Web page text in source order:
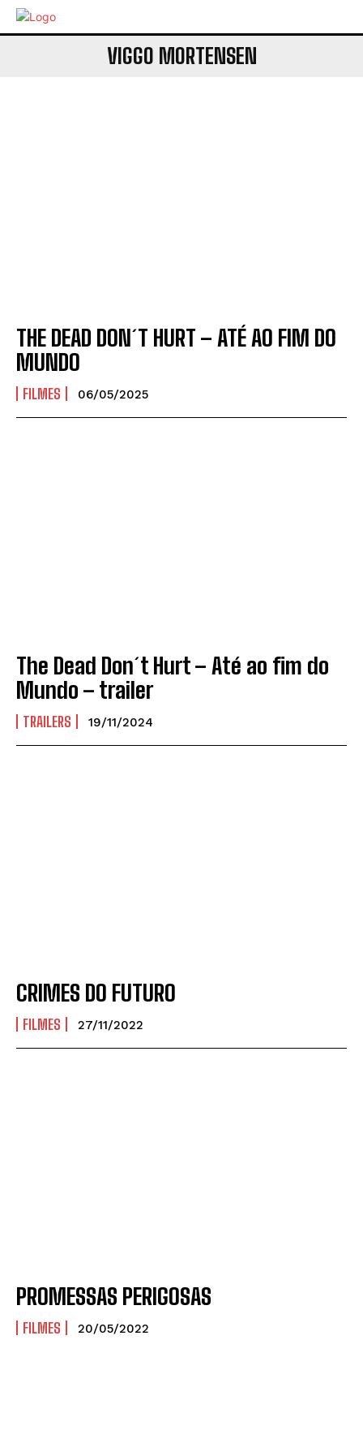
VIGGO MORTENSEN
THE DEAD DON´T HURT – ATÉ AO FIM DO
MUNDO
FILMES 06/05/2025
The Dead Don´t Hurt – Até ao fim do
Mundo – trailer
TRAILERS 19/11/2024
CRIMES DO FUTURO
FILMES 27/11/2022
PROMESSAS PERIGOSAS
FILMES 20/05/2022